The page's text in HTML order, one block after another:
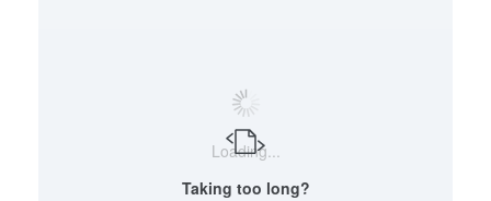
Loading...
Taking too long?